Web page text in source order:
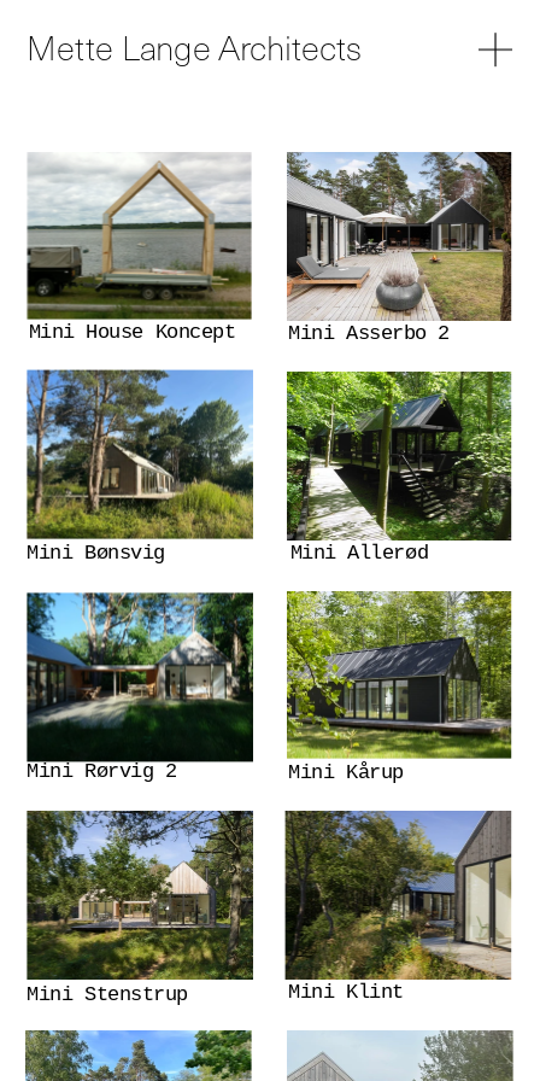
Mette Lange Architects
Mini House Koncept Mini Asserbo 2
Mini Allerød
Mini Bønsvig
Mini Rørvig 2 Mini Kårup
Mini Klint
Mini Stenstrup